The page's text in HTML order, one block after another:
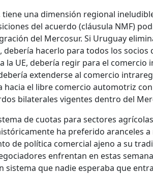
tiene una dimensión regional
del acuerdo (cláusula NMF)
del Mercosur. Si Uruguay
hacerlo para todos los socios
la UE, debería regir para el comercio
extenderse al comercio
hacia el libre comercio automotriz
bilaterales vigentes dentro del
de cuotas para sectores
ha preferido aranceles
de política comercial ajeno a su
enfrentan en estas
sistema que nadie esperaba que